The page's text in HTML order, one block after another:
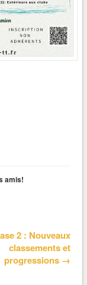
amis!
2 : Nouveaux
classements et
progressions →